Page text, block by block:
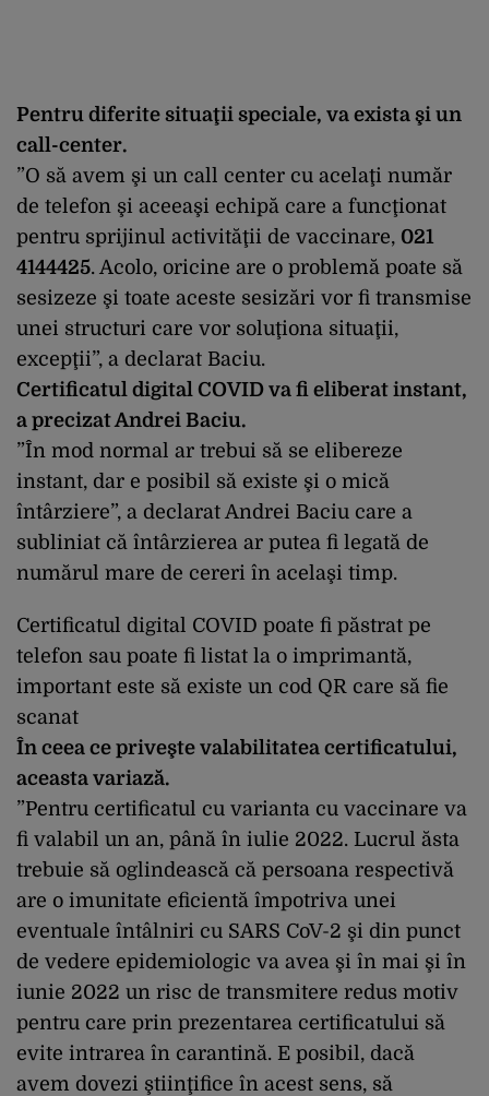
Pentru diferite situaţii speciale, va exista şi un
call-center.
”O să avem şi un call center cu acelaţi număr
de telefon şi aceeaşi echipă care a funcţionat
pentru sprijinul activităţii de vaccinare, 021
4144425. Acolo, oricine are o problemă poate să
sesizeze şi toate aceste sesizări vor fi transmise
unei structuri care vor soluţiona situaţii,
excepţii”, a declarat Baciu.
Certificatul digital COVID va fi eliberat instant,
a precizat Andrei Baciu.
”În mod normal ar trebui să se elibereze
instant, dar e posibil să existe şi o mică
întârziere”, a declarat Andrei Baciu care a
subliniat că întârzierea ar putea fi legată de
numărul mare de cereri în acelaşi timp.
Certificatul digital COVID poate fi păstrat pe
telefon sau poate fi listat la o imprimantă,
important este să existe un cod QR care să fie
scanat
În ceea ce priveşte valabilitatea certificatului,
aceasta variază.
”Pentru certificatul cu varianta cu vaccinare va
fi valabil un an, până în iulie 2022. Lucrul ăsta
trebuie să oglindească că persoana respectivă
are o imunitate eficientă împotriva unei
eventuale întâlniri cu SARS CoV-2 şi din punct
de vedere epidemiologic va avea şi în mai şi în
iunie 2022 un risc de transmitere redus motiv
pentru care prin prezentarea certificatului să
evite intrarea în carantină. E posibil, dacă
avem dovezi ştiinţifice în acest sens, să